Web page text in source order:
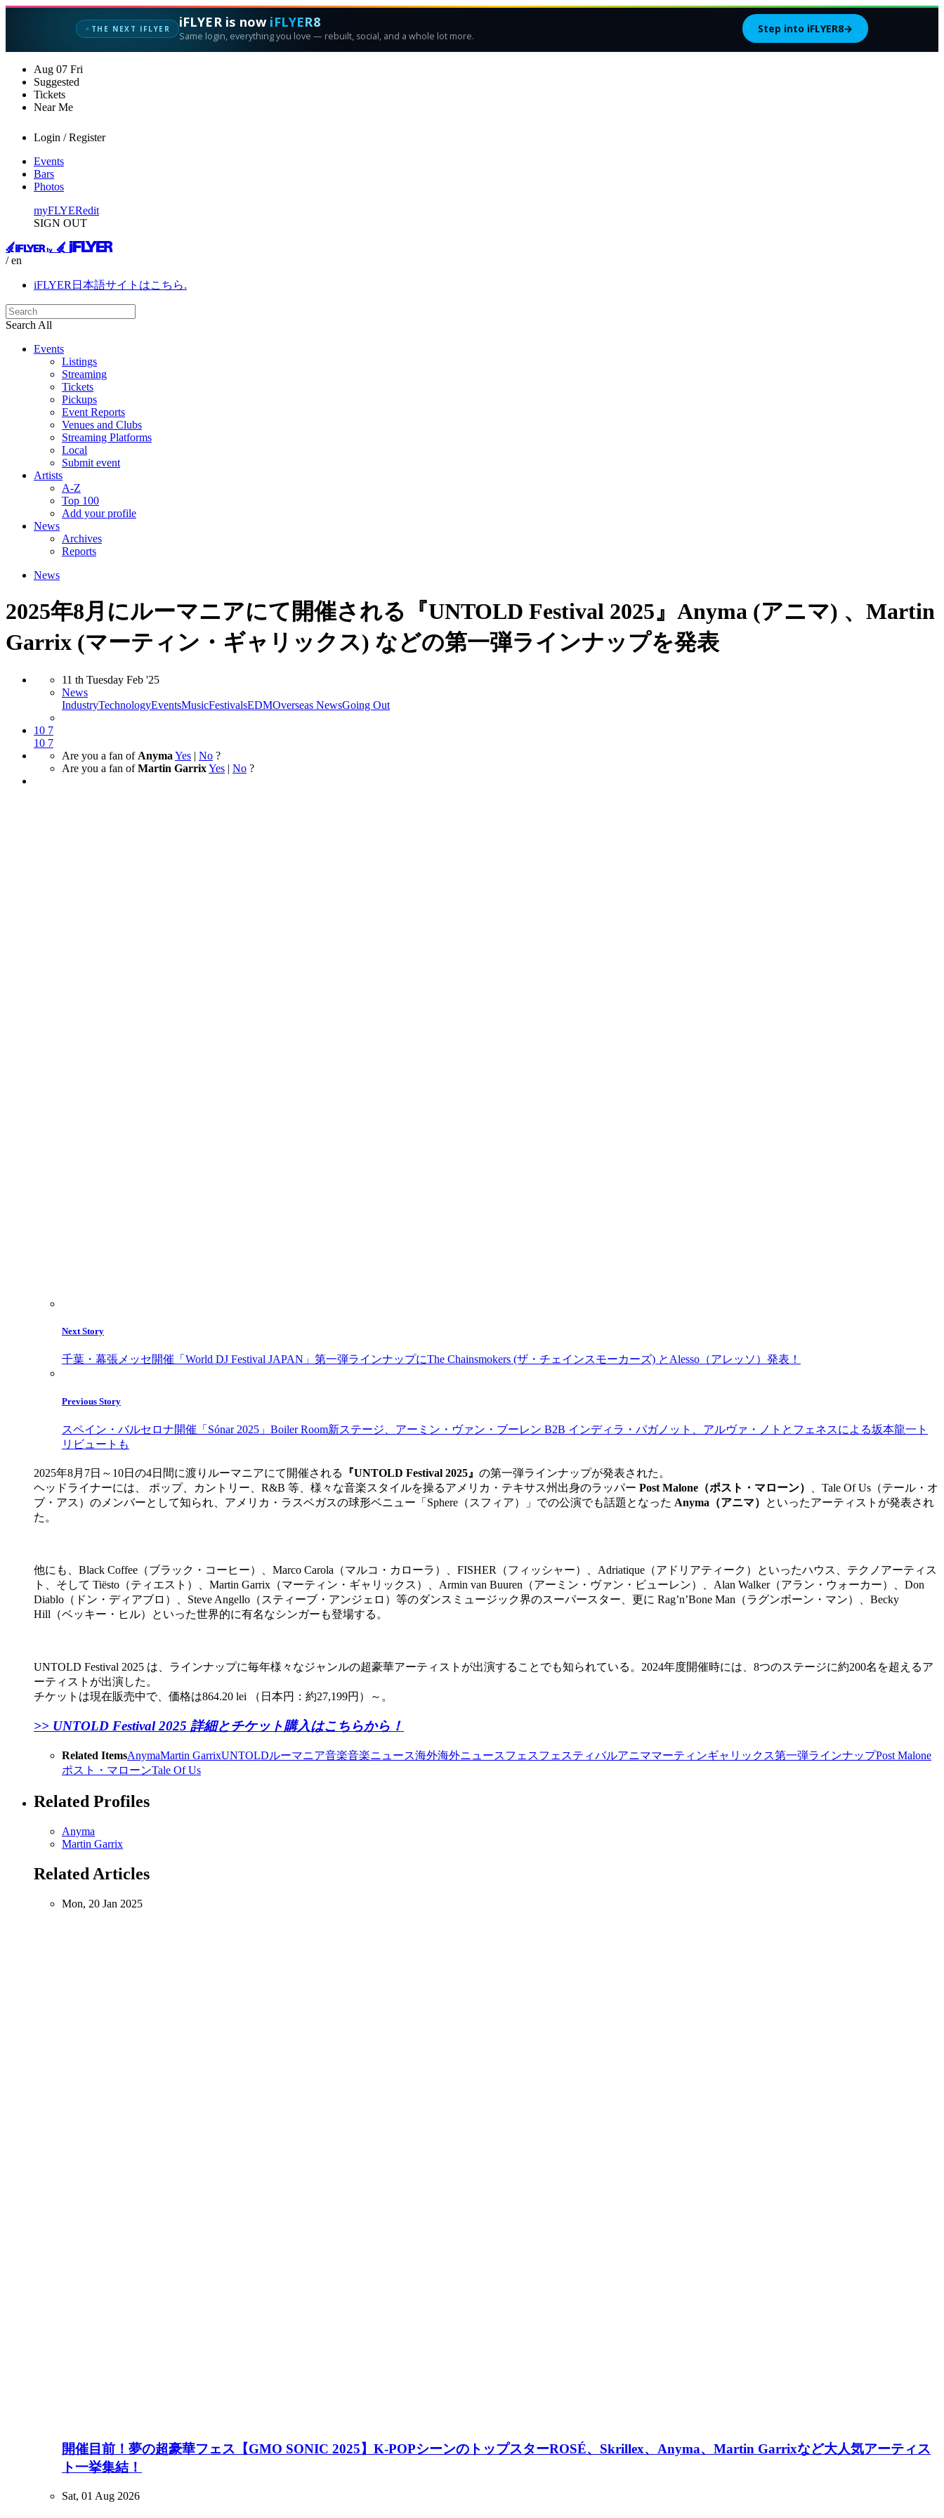
✦ THE NEXT IFLYER iFLYER is now iFLYER8
Same login, everything you love — rebuilt, social, and a whole lot more.
Step into iFLYER8→
Aug 07 Fri
Suggested
Tickets
Near Me
Login / Register
Events
Bars
Photos
myFLYERedit
SIGN OUT
/ en
iFLYER日本語サイトはこちら.
Search All
Events
Listings
Streaming
Tickets
Pickups
Event Reports
Venues and Clubs
Streaming Platforms
Local
Submit event
Artists
A-Z
Top 100
Add your profile
News
Archives
Reports
News
2025年8月にルーマニアにて開催される『UNTOLD Festival 2025』Anyma (アニマ) 、Martin
Garrix (マーティン・ギャリックス) などの第一弾ラインナップを発表
11 th Tuesday Feb '25
News
IndustryTechnologyEventsMusicFestivalsEDMOverseas NewsGoing Out
10 7
10 7
Are you a fan of Anyma Yes | No ?
Are you a fan ofMartin GarrixYes | No ?
Next Story
千葉・幕張メッセ開催「World DJ Festival JAPAN」第一弾ラインナップにThe Chainsmokers (ザ・チェインスモーカーズ) とAlesso（アレッソ）発表！
Previous Story
スペイン・バルセロナ開催「Sónar 2025」Boiler Room新ステージ、アーミン・ヴァン・ブーレン B2B インディラ・パガノット、アルヴァ・ノトとフェネスによる坂本龍一ト
リビュートも
2025年8月7日～10日の4日間に渡りルーマニアにて開催される 『UNTOLD Festival 2025』 の第一弾ラインナップが発表された。
ヘッドライナーには、 ポップ、カントリー、R&B 等、様々な音楽スタイルを操るアメリカ・テキサス州出身のラッパー Post Malone（ポスト・マローン）
、Tale Of Us（テール・オ
ブ・アス）のメンバーとして知られ、アメリカ・ラスベガスの球形ベニュー「Sphere（スフィア）」での公演でも話題となった Anyma（アニマ）
といったアーティストが発表され
た。
他にも、Black Coffee（ブラック・コーヒー）、Marco Carola（マルコ・カローラ）、FISHER（フィッシャー）、Adriatique（アドリアティーク）といったハウス、テクノアーティス
ト、そして Tiësto（ティエスト）、Martin Garrix（マーティン・ギャリックス）、Armin van Buuren（アーミン・ヴァン・ビューレン）、Alan Walker（アラン・ウォーカー）、Don
Diablo（ドン・ディアブロ）、Steve Angello（スティーブ・アンジェロ）等のダンスミュージック界のスーパースター、更に Rag’n’Bone Man（ラグンボーン・マン）、Becky
Hill（ベッキー・ヒル）といった世界的に有名なシンガーも登場する。
UNTOLD Festival 2025 は、ラインナップに毎年様々なジャンルの超豪華アーティストが出演することでも知られている。2024年度開催時には、8つのステージに約200名を超えるア
ーティストが出演した。
チケットは現在販売中で、価格は864.20 lei （日本円：約27,199円）～。
>> UNTOLD Festival 2025 詳細とチケット購入はこちらから！
Related ItemsAnymaMartin GarrixUNTOLDルーマニア音楽音楽ニュース海外海外ニュースフェスフェスティバルアニママーティンギャリックス第一弾ラインナップPost Malone
ポスト・マローンTale Of Us
Related Profiles
Anyma
Martin Garrix
Related Articles
Mon, 20 Jan 2025
開催目前！夢の超豪華フェス【GMO SONIC 2025】K-POPシーンのトップスターROSÉ、Skrillex、Anyma、Martin Garrixなど大人気アーティス
ト一挙集結！
Sat, 01 Aug 2026